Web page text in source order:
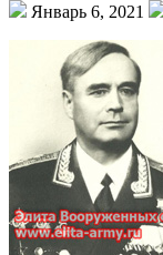
Январь 6, 2021